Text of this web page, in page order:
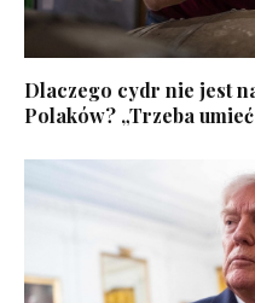
Dlaczego cydr nie jest
Polaków? „Trzeba